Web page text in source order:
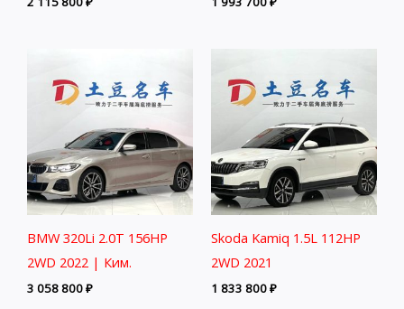
BMW 320Li 2.0T 156HP
2WD 2022 | Ким.
3 058 800₽
Skoda Kamiq 1.5L 112HP
2WD 2021
1 833 800₽